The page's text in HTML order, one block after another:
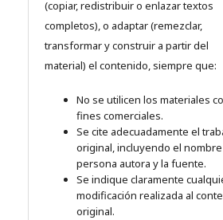
(copiar, redistribuir o enlazar textos
completos), o adaptar (remezclar,
transformar y construir a partir del
material) el contenido, siempre que:
No se utilicen los materiales
fines comerciales.
Se cite adecuadamente el
original, incluyendo el
persona autora y la fuente.
Se indique claramente
modificación realizada al
original.